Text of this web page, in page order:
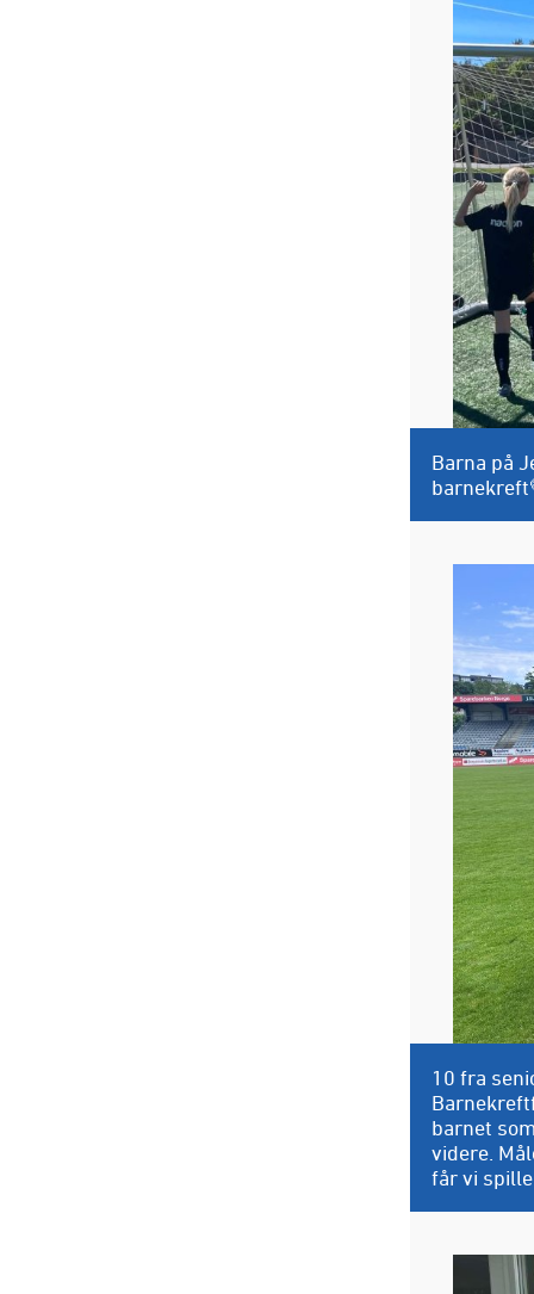
Barna på
10 fra
barnet
videre.
får vi